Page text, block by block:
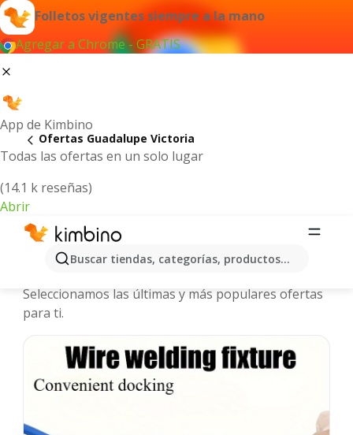
Folletos vigentes siempre a la mano
Agregar a Chrome - GRATIS
App de Kimbino
Todas las ofertas en un solo lugar
(14.1 k reseñas)
Abrir
Buscar tiendas, categorías, productos...
Ofertas Guadalupe Victoria
Guadalupe Victoria - Folletos y
Seleccionamos las últimas y más populares ofertas
para ti.